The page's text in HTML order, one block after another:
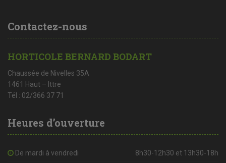
Contactez-nous
HORTICOLE BERNARD BODART
Chaussée de Nivelles 35A
1461 Haut – Ittre
Tél : 02/366 37 71
Heures d’ouverture
De mardi à vendredi 8h30-12h30 et 13h30-18h